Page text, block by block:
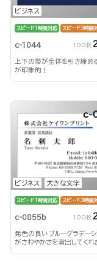
ビジネス
スピード1時間対応 スピード3時間
c-1044 100枚
上下の帯が全体を引き締め
が印象的！
ビジネス 大きな文字
c-
スピード1時間対応 スピード3時間
c-0855b 100枚
発色の良いブルーグラデー
がさわやかさを演出してくれ